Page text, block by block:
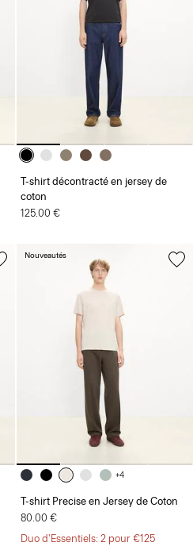
T-shirt décontracté en jersey de
coton
125.00 €
+4
T-shirt Precise en Jersey de Coton
80.00 €
Duo d'Essentiels: 2 pour €125
Nouveautés